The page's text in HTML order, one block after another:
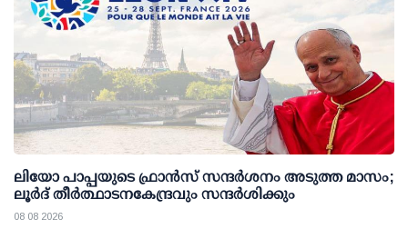
ലിയോ പാപ്പയുടെ ഫ്രാൻസ് സന്ദർശനം അടുത്ത മാസം;
ലൂർദ് തീർത്ഥാടനകേന്ദ്രവും സന്ദർശിക്കും
08 08 2026